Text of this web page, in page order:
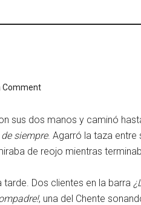
Comment
sus dos manos y caminó
siempre. Agarró la taza
de reojo mientras
tarde. Dos clientes en la barra
, una del Chente